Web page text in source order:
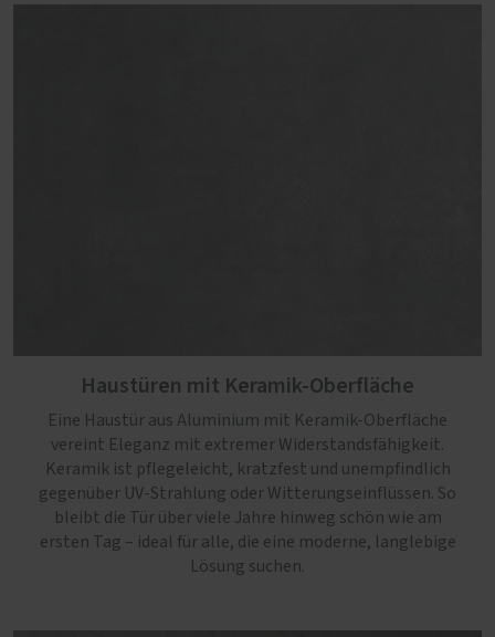
Haustüren mit Keramik-Oberfläche
Eine Haustür aus Aluminium mit Keramik-Oberfläche
vereint Eleganz mit extremer Widerstandsfähigkeit.
Keramik ist pflegeleicht, kratzfest und unempfindlich
gegenüber UV-Strahlung oder Witterungseinflüssen. So
bleibt die Tür über viele Jahre hinweg schön wie am
ersten Tag – ideal für alle, die eine moderne, langlebige
Lösung suchen.